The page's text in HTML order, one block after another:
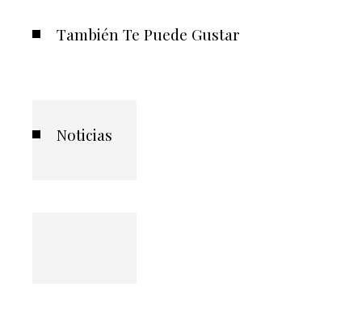
También Te Puede Gustar
Noticias